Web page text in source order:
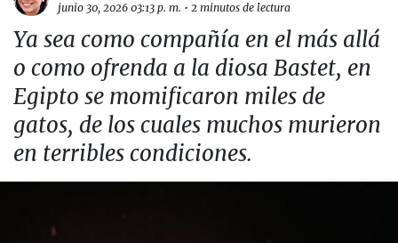
junio 30, 2026 03:13 p. m. • 2 minutos de lectura
Ya sea como compañía en el más allá
o como ofrenda a la diosa Bastet, en
Egipto se momificaron miles de
gatos, de los cuales muchos murieron
en terribles condiciones.